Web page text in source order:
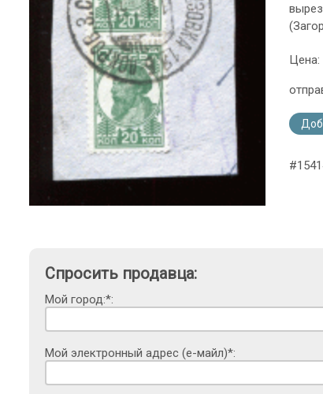
Цена:
Спросить продавца:
Мой город:*:
Мой электронный адрес (е-майл)*: